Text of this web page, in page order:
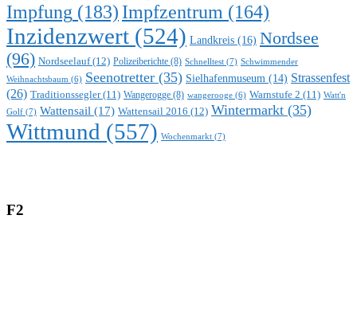
Impfung (183) Impfzentrum (164)
Inzidenzwert (524) Landkreis (16) Nordsee
(96) Nordseelauf(12) Polizeiberichte (8) Schnelltest (7) Schwimmender
Weihnachtsbaum (6) Seenotretter (35) Sielhafenmuseum (14) Strassenfest
(26) Traditionssegler(11) Wangerogge (8) wangerooge (6) Warnstufe 2 (11) Watt'n
Golf (7) Wattensail (17) Wattensail 2016 (12) Wintermarkt (35)
Wittmund (557) Wochenmarkt (7)
F2